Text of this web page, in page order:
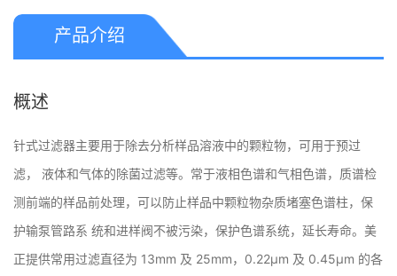
产品介绍
概述
针式过滤器主要用于除去分析样品溶液中的颗粒物，可用于预过
滤， 液体和气体的除菌过滤等。常于液相色谱和气相色谱，质谱检
测前端的样品前处理，可以防止样品中颗粒物杂质堵塞色谱柱，保
护输泵管路系 统和进样阀不被污染，保护色谱系统，延长寿命。美
正提供常用过滤直径为 13mm 及 25mm，0.22μm 及 0.45μm 的各